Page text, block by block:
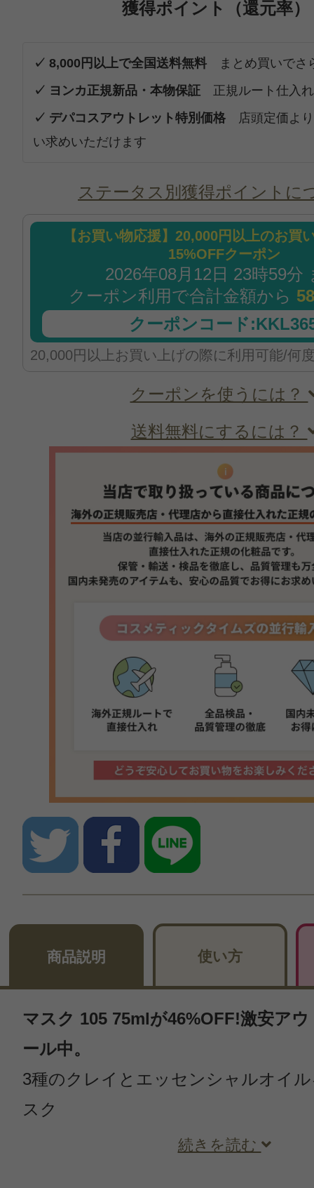
獲得ポイント（還元率）
✓ 8,000円以上で全国送料無料 まとめ買いでさ
✓ ヨンカ正規新品・本物保証 正規ルート仕入
✓ デパコスアウトレット特別価格 店頭定価よ
い求めいただけます
ステータス別獲得ポイントに
【お買い物応援】20,000円以上のお買
15%OFFクーポン
2026年08月12日 23時59分
クーポン利用で合計金額から
クーポンコード
20,000円以上お買い上げの際に利用可能/何
クーポンを使うには？
送料無料にするには？
商品説明 使い方
マスク 105 75mlが46%OFF!激安ア
ール中。
3種のクレイとエッセンシャルオイ
スク
続きを読む